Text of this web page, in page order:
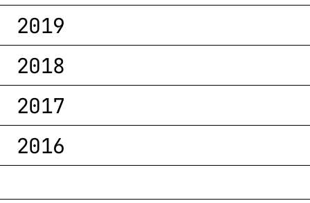
2019
2018
2017
2016